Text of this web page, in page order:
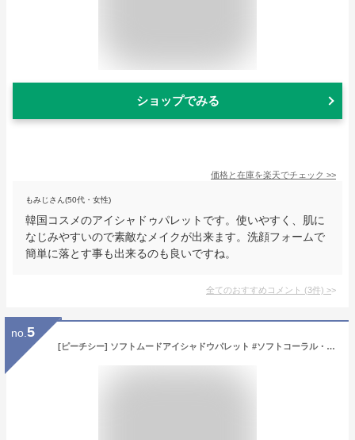
ショップでみる
価格と在庫を楽天でチェック >>
もみじさん(50代・女性)
韓国コスメのアイシャドゥパレットです。使いやすく、肌に
なじみやすいので素敵なメイクが出来ます。洗顔フォームで
簡単に落とす事も出来るのも良いですね。
全てのおすすめコメント (3件) >
no. 5
[ピーチシー] ソフトムードアイシャドウパレット #ソフトコーラル・50724 コスメ cosme 【MAKEUP】PeachC アイシャドウ パレット アイ シャドウ ブラウン 茶色 コーラル オレンジ ベージュ ゴールド ピンク マット ラメ 韓国 韓国コスメ ピーチシー